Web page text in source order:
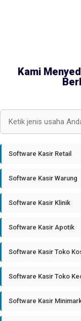
Kami
Software Kasir Retail
Software Kasir Warung
Software Kasir Klinik
Software Kasir Apotik
Software Kasir Toko
Software Kasir Toko
Software Kasir